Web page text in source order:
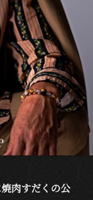
肉すだくの公